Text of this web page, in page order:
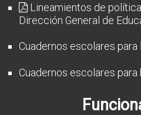
Lineamientos de
Dirección General de
Cuadernos escolares
Cuadernos escolares